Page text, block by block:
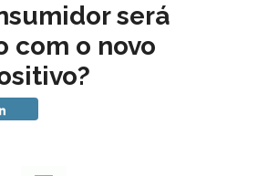
será
com o novo